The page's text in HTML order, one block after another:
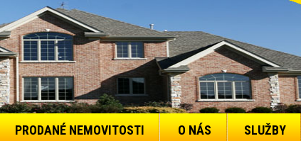
PRODANÉ NEMOVITOSTI O NÁS SLUŽBY